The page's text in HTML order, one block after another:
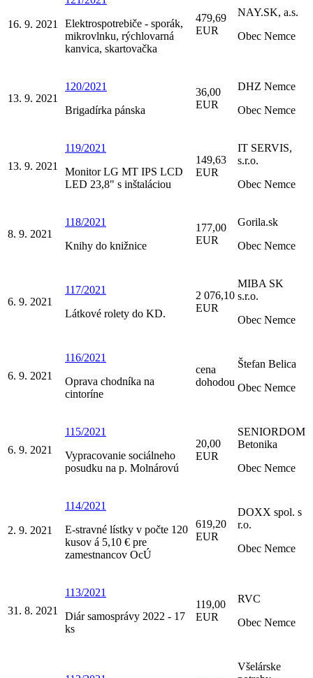
16. 9. 2021
Elektrospotrebiče - sporák,
mikrovlnku, rýchlovarná
kanvica, skartovačka
479,69
EUR
NAY.SK, a.s.
Obec Nemce
13. 9. 2021
120/2021
Brigadírka pánska
36,00
EUR
DHZ Nemce
Obec Nemce
13. 9. 2021
119/2021
Monitor LG MT IPS LCD
LED 23,8" s inštaláciou
149,63
EUR
IT SERVIS,
s.r.o.
Obec Nemce
8. 9. 2021
118/2021
Knihy do knižnice
177,00
EUR
Gorila.sk
Obec Nemce
6. 9. 2021
117/2021
Látkové rolety do KD.
2 076,10
EUR
MIBA SK
s.r.o.
Obec Nemce
6. 9. 2021
116/2021
Oprava chodníka na
cintoríne
cena
dohodou
Štefan Belica
Obec Nemce
6. 9. 2021
115/2021
Vypracovanie sociálneho
posudku na p. Molnárovú
20,00
EUR
SENIORDOM
Betonika
Obec Nemce
2. 9. 2021
114/2021
E-stravné lístky v počte 120
kusov á 5,10 € pre
zamestnancov OcÚ
619,20
EUR
DOXX spol. s
r.o.
Obec Nemce
31. 8. 2021
113/2021
Diár samosprávy 2022 - 17
ks
119,00
EUR
RVC
Obec Nemce
Všelárske